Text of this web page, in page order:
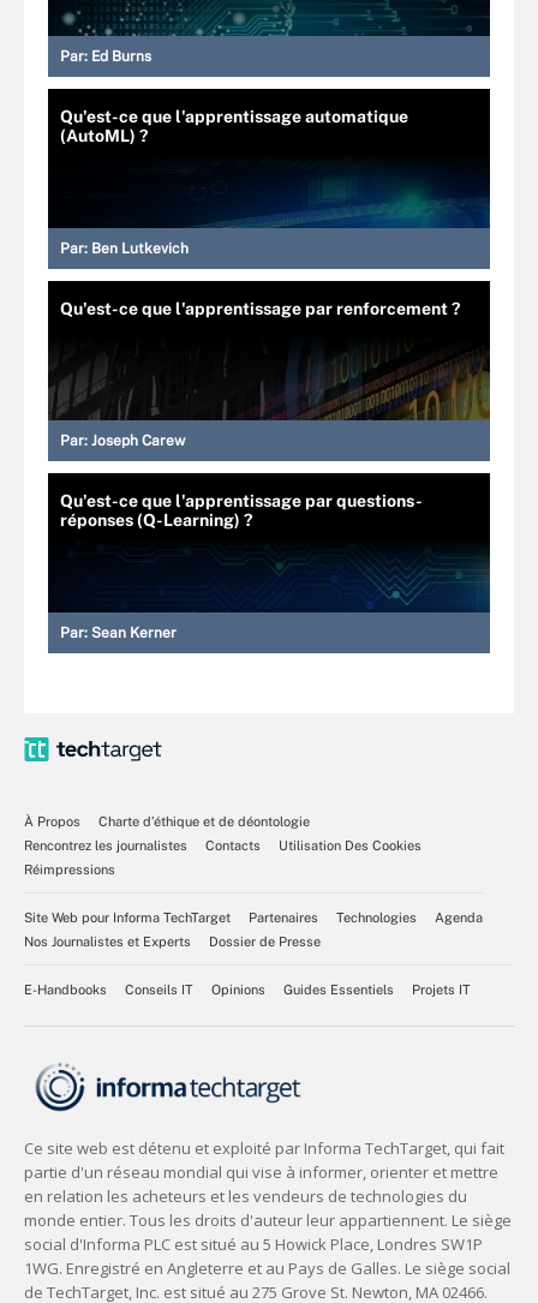
Par: Ed Burns
Qu'est-ce que l'apprentissage automatique
(AutoML) ?
Par: Ben Lutkevich
Qu'est-ce que l'apprentissage par renforcement ?
Par: Joseph Carew
Qu'est-ce que l'apprentissage par questions-
réponses (Q-Learning) ?
Par: Sean Kerner
À Propos
Charte d’éthique et de déontologie
Rencontrez les journalistes
Contacts
Utilisation Des Cookies
Réimpressions
Site Web pour Informa TechTarget Partenaires Technologies
Agenda
Nos Journalistes et Experts
Dossier de Presse
E-Handbooks Conseils IT Opinions Guides Essentiels Projets IT